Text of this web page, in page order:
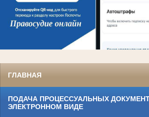
ГЛАВНАЯ
ПОДАЧА ПРОЦЕССУАЛЬНЫХ
ЭЛЕКТРОННОМ ВИДЕ